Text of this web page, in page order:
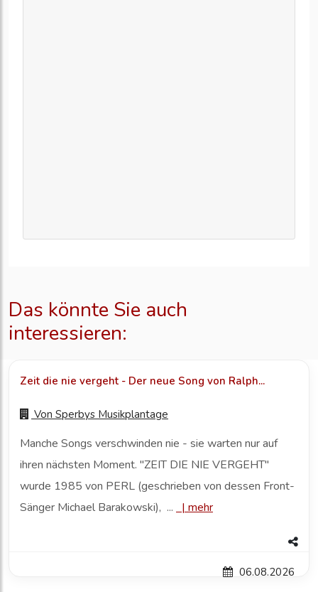
Das könnte Sie auch
interessieren:
Zeit die nie vergeht - Der neue Song von Ralph...
Von Sperbys Musikplantage
Manche Songs verschwinden nie - sie warten nur auf
ihren nächsten Moment. "ZEIT DIE NIE VERGEHT"
wurde 1985 von PERL (geschrieben von dessen Front-
Sänger Michael Barakowski), ...
| mehr
06.08.2026